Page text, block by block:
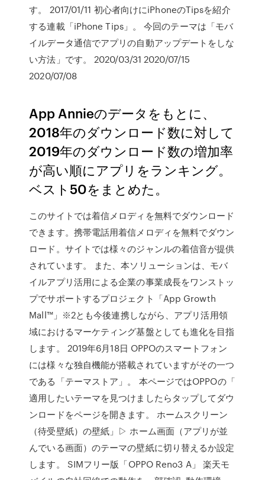
す。 2017/01/11 初心者向けにiPhoneのTipsを紹介
する連載「iPhone Tips」。 今回のテーマは「モバ
イルデータ通信でアプリの自動アップデートをしな
い方法」です。 2020/03/31 2020/07/15
2020/07/08
App Annieのデータをもとに、
2018年のダウンロード数に対して
2019年のダウンロード数の増加率
が高い順にアプリをランキング。
ベスト50をまとめた。
このサイトでは着信メロディを無料でダウンロード
できます。携帯電話用着信メロディを無料でダウン
ロード。サイトでは様々のジャンルの着信音が提供
されています。 また、本ソリューションは、モバ
イルアプリ活用による企業の事業成長をワンストッ
プでサポートするプロジェクト「App Growth
Mall™」※2とも今後連携しながら、アプリ活用領
域におけるマーケティング基盤としても進化を目指
します。 2019年6月18日 OPPOのスマートフォン
には様々な独自機能が搭載されていますがその一つ
である「テーマストア」。 本ページではOPPOの「
適用したいテーマを見つけましたらタップしてダウ
ンロードをページを開きます。 ホームスクリーン
（待受壁紙）の壁紙」▷ ホーム画面（アプリが並
んでいる画面）のテーマの壁紙に切り替えるか設定
します。 SIMフリー版「OPPO Reno3 A」 楽天モ